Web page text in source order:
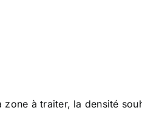
à traiter, la densité